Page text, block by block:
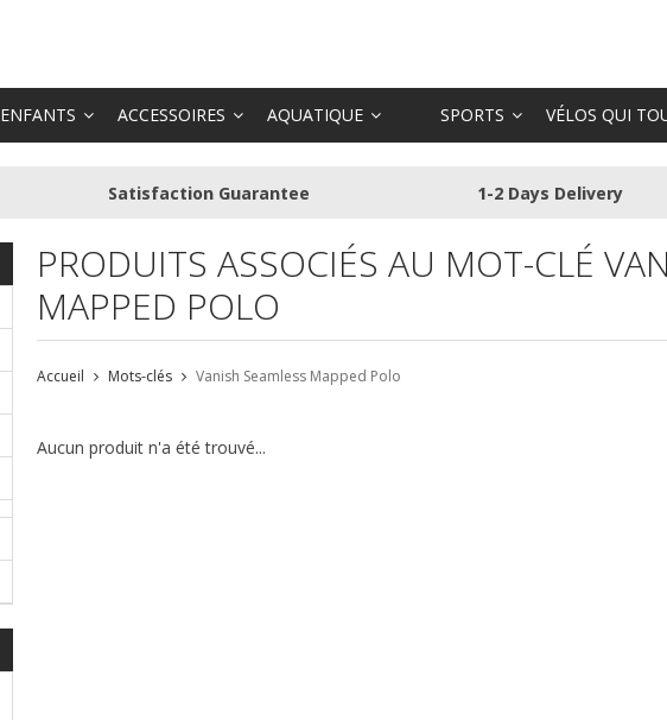
ENFANTS ACCESSOIRES AQUATIQUE SPORTS VÉLOS QUI
Satisfaction Guarantee 1-2 Days Delivery
PRODUITS ASSOCIÉS AU MOT-CLÉ
MAPPED POLO
Accueil Mots-clés Vanish Seamless Mapped Polo
Aucun produit n'a été trouvé...